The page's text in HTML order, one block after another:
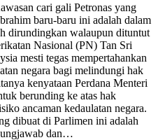
cari gali Petronas yang
baru-baru ini adalah dalam
dirundingkan walaupun dituntut
Nasional (PN) Tan Sri
mesti tegas mempertahankan
negara bagi melindungi hak
kenyataan Perdana Menteri
berunding ke atas hak
ancaman kedaulatan negara.
dibuat di Parlimen ini adalah
dan…